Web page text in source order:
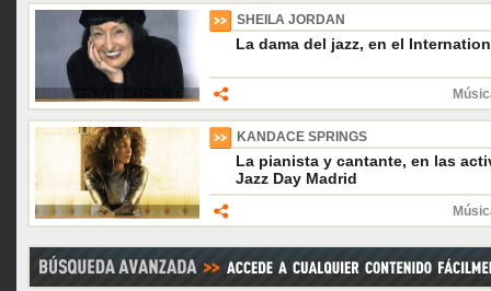
SHEILA JORDAN
La dama del jazz, en el
KANDACE SPRINGS
La pianista y cantante, en las
Jazz Day Madrid